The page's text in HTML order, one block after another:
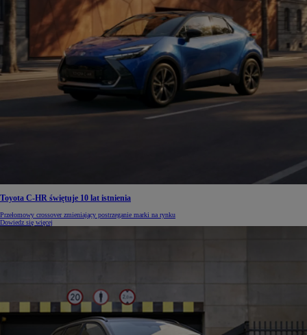
Toyota C-HR świętuje 10 lat istnienia
Przełomowy crossover zmieniający postrzeganie marki na rynku
Dowiedz się więcej